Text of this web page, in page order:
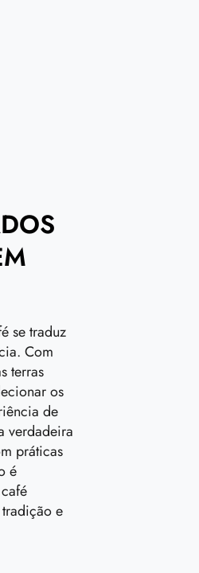
se traduz
Com
terras
os
de
verdadeira
práticas
é
e